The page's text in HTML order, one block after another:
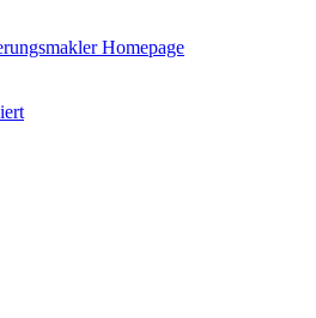
Homepage